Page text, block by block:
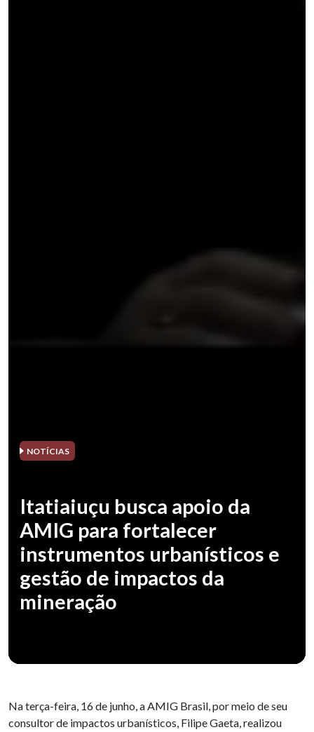
NOTÍCIAS
Itatiaiuçu busca apoio da
AMIG para fortalecer
instrumentos urbanísticos e
gestão de impactos da
mineração
Na terça-feira, 16 de junho, a AMIG Brasil, por meio de seu
consultor de impactos urbanísticos, Filipe Gaeta, realizou